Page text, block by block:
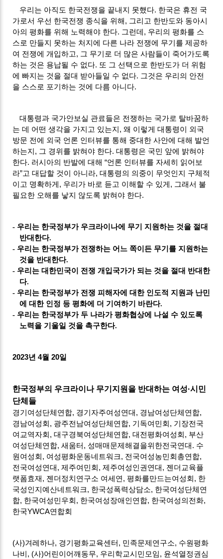
우리는 아직도 한국전쟁을 끝내지 못했다. 한국은 휴전 국
가로서 우선 한국전쟁 종식을 위해 , 그리고 한반도와 동아시
아의 평화를 위해 노력해야 한다. 그런데 , 우리의 평화를 스
스로 만들지 못하는 처지에 다른 나라 전쟁에 무기를 제공하
여 전쟁에 개입하고, 그 무기로 더 많은 사람들이 죽어가도록
하는 것은 용납될 수 없다. 또 그 선택으로 한반도가 더 위험
에 빠지는 것을 절대 받아들일 수 없다. 그것은 우리의 안전
을 스스로 포기하는 것에 다름 아니다.
대통령과 국가안보실 관료들은 전쟁하는 국가로 탈바꿈하
는 데 어떤 생각을 가지고 있는지 ,왜 이렇게 대통령이 외국
방문 전에 외국 언론 인터뷰를 통해 중대한 사안에 대해 발언
하는지 , 그 경위를 밝혀야 한다.대통령은 국민 앞에 밝혀야
한다. 러시아의 반발에 대해“언론 인터뷰를 자세히 읽어보
라”고 대답할 것이 아니라,대통령의 의중이 무엇인지 구체적
이고 명확하게 , 우리가 바로 듣고 이해할 수 있게 , 그래서 불
필요한 오해를 낳지 않도록 밝혀야 한다.
- 우리는 한국정부가 우크라이나에 무기 지원하는 것을 절대
반대한다.
- 우리는 한국정부가 전쟁하는 어느 쪽이든 무기를 지원하는
것을 반대한다.
- 우리는 대한민국이 전쟁 개입국가가 되는 것을 절대 반대한
다.
- 우리는 한국정부가 전쟁 피해자에 대한 인도적 지원과 난민
에 대한 인정 등 평화에 더 기여하기 바란다.
- 우리는 한국정부가 두 나라가 평화협상에 나설 수 있도록
노력을 기울일 것을 촉구한다.
2023년4월20일
한국정부의 우크라이나 무기지원을 반대하는 여성·시민
단체들
경기여성단체연합, 경기자주여성연대 , 경남여성단체연합,
경남여성회 , 광주전남여성단체연합, 기독여민회 , 기장전국
여교역자회 ,대구경북여성단체연합,대전평화여성회 , 부산
여성단체연합,새움터 , 성매매문제해결을위한전국연대 . 수
원여성회 , 여성평화운동네트워크, 전국여성농민회총연합,
전국여성연대 ,제주여민회 ,제주여성인권연대 , 젠더교육플
랫폼효재 , 젠더정치연구소 여세연 , 평화를만드는여성회 , 한
국성인지예산네트워크, 한국성폭력상담소, 한국여성단체연
합, 한국여성민우회 , 한국여성장애인연합, 한국여성의전화,
한국YWCA연합회
(사)겨레하나, 경기평화교육센터 , 민족문제연구소, 수원평화
나비 , (사)어린이어깨동무, 우리학교시민모임, 윤석열정권심